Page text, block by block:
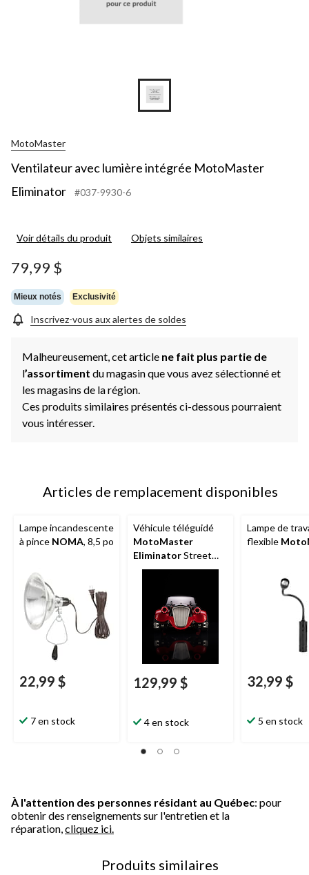
MotoMaster
Ventilateur avec lumière intégrée MotoMaster
Eliminator
#037-9930-6
Voir détails du produit Objets similaires
79,99 $
Mieux notés Exclusivité
Inscrivez-vous aux alertes de soldes
Malheureusement, cet article ne fait plus partie de
l’assortiment du magasin que vous avez sélectionné et
les magasins de la région.
Ces produits similaires présentés ci-dessous pourraient
vous intéresser.
Articles de remplacement disponibles
Lampe incandescente
à pince NOMA, 8,5 po
22,99 $
7 en stock
Véhicule téléguidé
MotoMaster
EliminatorStreet
Rod, 14 ans et plus
129,99 $
4 en stock
Lampe de
flexible
32,99 $
5 en stock
À l'attention des personnes résidant au Québec: pour
obtenir des renseignements sur l'entretien et la
réparation, cliquez ici.
Produits similaires